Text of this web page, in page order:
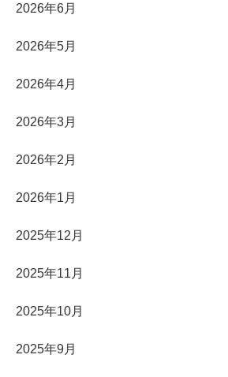
2026年6月
2026年5月
2026年4月
2026年3月
2026年2月
2026年1月
2025年12月
2025年11月
2025年10月
2025年9月